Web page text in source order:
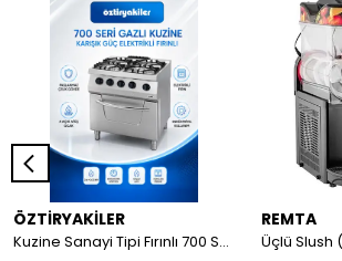
ÖZTİRYAKİLER
Kuzine Sanayi Tipi Fırınlı 700 Seri Gazlı 4 Açık Ateş 80x70x85 (Lp)-2X6Kw+2X7,5Kw+6Kw Elektrikli Fırın
REMTA